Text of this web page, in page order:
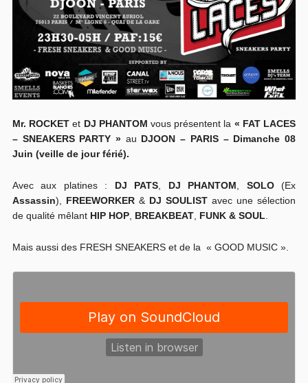
Mr. ROCKET et DJ PHANTOM vous présentent la « FAT LACES
– SNEAKERS PARTY » au DJOON – PARIS – Dimanche 08
Juin (veille de jour férié).
Avec aux platines : DJ PATS, DJ PHANTOM, SOLO(Ex
Assassin), FREEWORKER&DJ SOULIST avec une sélection
de qualité mêlant HIP HOP, BREAKBEAT, FUNK & SOUL.
Mais aussi des FRESH SNEAKERS et de la « GOOD MUSIC ».